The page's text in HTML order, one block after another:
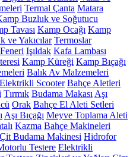
Termal Çanta Matara
Buzluk ve Soğutucu
Tavası Kamp Ocağı Kamp
ve Yakıcılar Termoslar
Işıldak Kafa Lambası
Kamp Küreği Kamp Bıçağı
Balık Av Malzemeleri
Elektrikli Scooter Bahçe Aletleri
Tırmık Budama Makası Aşı
Orak Bahçe El Aleti Setleri
Aşı Bıçağı Meyve Toplama Aleti
Kazma Bahçe Makineleri
Çit Budama Makinesi Hidrofor
Testere Elektrikli